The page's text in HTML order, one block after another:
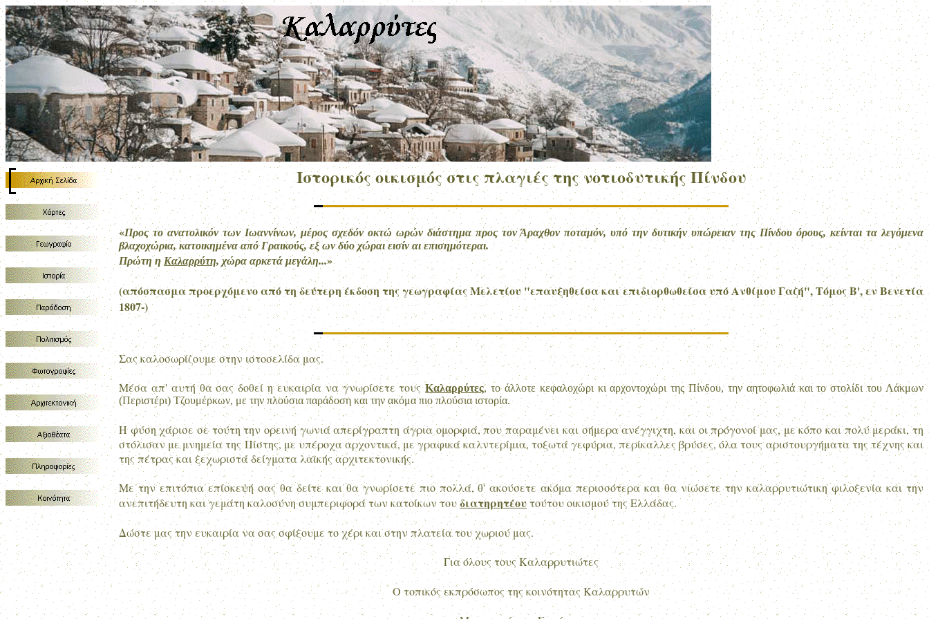
Ιστορικός οικισμός στις πλαγιές της νοτιοδυτικής Πίνδου
«Προς το ανατολικόν των Ιωαννίνων, μέρος σχεδόν οκτώ ωρών διάστημα προς τον Άραχθον ποταμόν, υπό την δυτικήν υπώρειαν της Πίνδου όρους, κείνται τα λεγόμενα
βλαχοχώρια, κατοικημένα από Γραικούς, εξ ων δύο χώραι εισίν αι επισημότεραι.
Πρώτη η Καλαρρύτη, χώρα αρκετά μεγάλη...»
(απόσπασμα προερχόμενο από τη δεύτερη έκδοση της γεωγραφίας Μελετίου "επαυξηθείσα και επιδιορθωθείσα υπό Ανθίμου Γαζή", Τόμος Β', εν Βενετία
1807-)
Σας καλοσωρίζουμε στην ιστοσελίδα μας.
Μέσα απ' αυτή θα σας δοθεί η ευκαιρία να γνωρίσετε τουςΚαλαρρύτες, το άλλοτε κεφαλοχώρι κι αρχοντοχώρι της Πίνδου, την αητοφωλιά και το στολίδι του Λάκμων
(Περιστέρι) Τζουμέρκων, με την πλούσια παράδοση και την ακόμα πιο πλούσια ιστορία.
Η φύση χάρισε σε τούτη την ορεινή γωνιά απερίγραπτη άγρια ομορφιά, που παραμένει και σήμερα ανέγγιχτη, και οι πρόγονοί μας, με κόπο και πολύ μεράκι, τη
στόλισαν με μνημεία της Πίστης, με υπέροχα αρχοντικά, με γραφικά καλντερίμια, τοξωτά γεφύρια, περίκαλλες βρύσες, όλα τους αριστουργήματα της τέχνης και
της πέτρας και ξεχωριστά δείγματα λαϊκής αρχιτεκτονικής.
Με την επιτόπια επίσκεψή σας θα δείτε και θα γνωρίσετε πιο πολλά, θ' ακούσετε ακόμα περισσότερα και θα νιώσετε την καλαρρυτιώτικη φιλοξενία και την
ανεπιτήδευτη και γεμάτη καλοσύνη συμπεριφορά των κατοίκων τουδιατηρητέουτούτου οικισμού της Ελλάδας.
Δώστε μας την ευκαιρία να σας σφίξουμε το χέρι και στην πλατεία του χωριού μας.
Για όλους τους Καλαρρυτιώτες
Ο τοπικός εκπρόσωπος της κοινότητας Καλαρρυτών